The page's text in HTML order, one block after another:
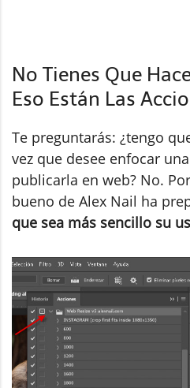
No Tienes Que
Eso Están Las
Te preguntarás: ¿tengo
vez que desee enfocar
publicarla en web? No.
bueno de Alex Nail ha
que sea más sencillo su